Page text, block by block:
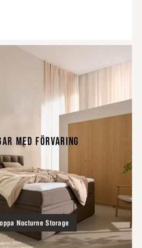
MED FÖRVARING
Nocturne Storage